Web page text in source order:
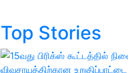
Top Stories